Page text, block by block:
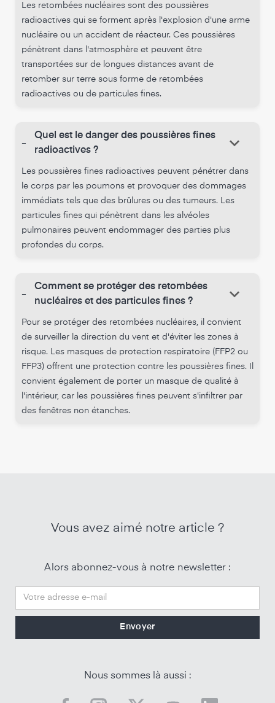
Les retombées nucléaires sont des poussières
radioactives qui se forment après l'explosion d'une arme
nucléaire ou un accident de réacteur. Ces poussières
pénètrent dans l'atmosphère et peuvent être
transportées sur de longues distances avant de
retomber sur terre sous forme de retombées
radioactives ou de particules fines.
-
Quel est le danger des poussières fines
radioactives ?
keyboard_arrow_down
Les poussières fines radioactives peuvent pénétrer dans
le corps par les poumons et provoquer des dommages
immédiats tels que des brûlures ou des tumeurs. Les
particules fines qui pénètrent dans les alvéoles
pulmonaires peuvent endommager des parties plus
profondes du corps.
-
Comment se protéger des retombées
nucléaires et des particules fines ?
keyboard_arrow_down
Pour se protéger des retombées nucléaires, il convient
de surveiller la direction du vent et d'éviter les zones à
risque. Les masques de protection respiratoire (FFP2 ou
FFP3) offrent une protection contre les poussières fines. Il
convient également de porter un masque de qualité à
l'intérieur, car les poussières fines peuvent s'infiltrer par
des fenêtres non étanches.
Vous avez aimé notre article ?
Alors abonnez-vous à notre newsletter :
Nous sommes là aussi :